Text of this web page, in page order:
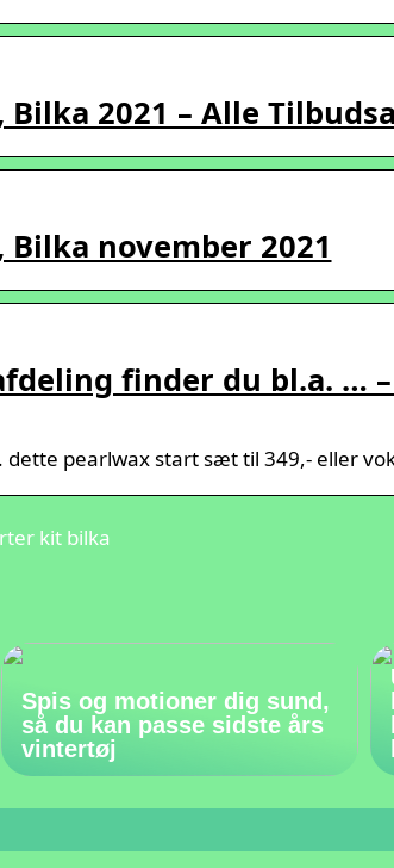
2021 – Alle
november 2021
finder du bl.a. …
pearlwax start sæt til 349,- eller
kit bilka
Spis og motioner dig sund,
så du kan passe sidste års
vintertøj